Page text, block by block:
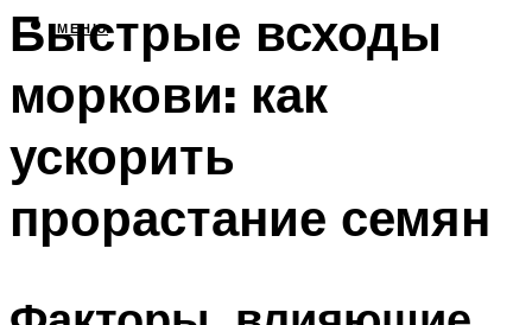
МЕНЮ
Быстрые всходы
моркови: как
ускорить
прорастание семян